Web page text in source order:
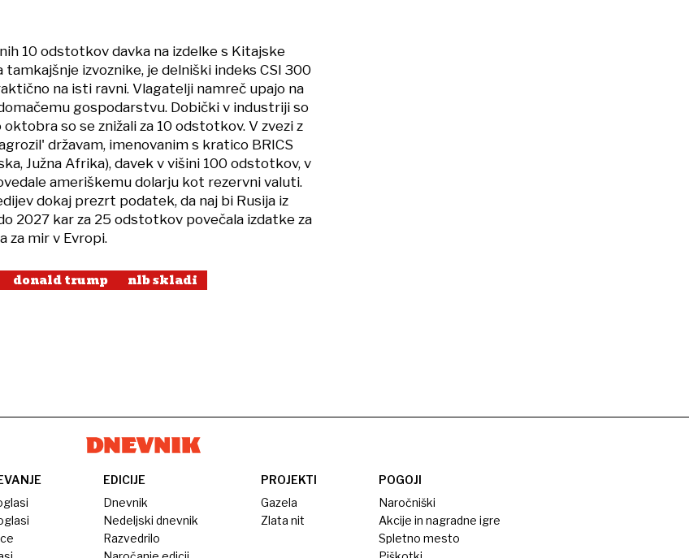
10 odstotkov davka na izdelke s Kitajske
tamkajšnje izvoznike, je delniški indeks CSI 300
na isti ravni. Vlagatelji namreč upajo na
gospodarstvu. Dobički v industriji so
so se znižali za 10 odstotkov. V zvezi z
državam, imenovanim s kratico BRICS
Južna Afrika), davek v višini 100 odstotkov, v
ameriškemu dolarju kot rezervni valuti.
dokaj prezrt podatek, da naj bi Rusija iz
2027 kar za 25 odstotkov povečala izdatke za
za mir v Evropi.
donald trump nlb skladi
EDICIJE
Dnevnik
Nedeljski dnevnik
Razvedrilo
PROJEKTI
Gazela
Zlata nit
POGOJI
Naročniški
Akcije in nagradne igre
Spletno mesto